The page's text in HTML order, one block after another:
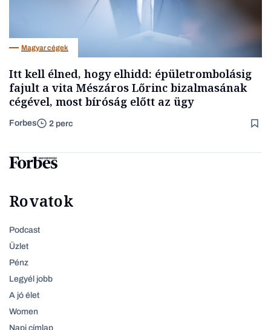
Magyar cégek
Itt kell élned, hogy elhidd: épületrombolásig
fajult a vita Mészáros Lőrinc bizalmasának
cégével, most bíróság előtt az ügy
Forbes 2 perc
Rovatok
Podcast
Üzlet
Pénz
Legyél jobb
A jó élet
Women
Napi címlap